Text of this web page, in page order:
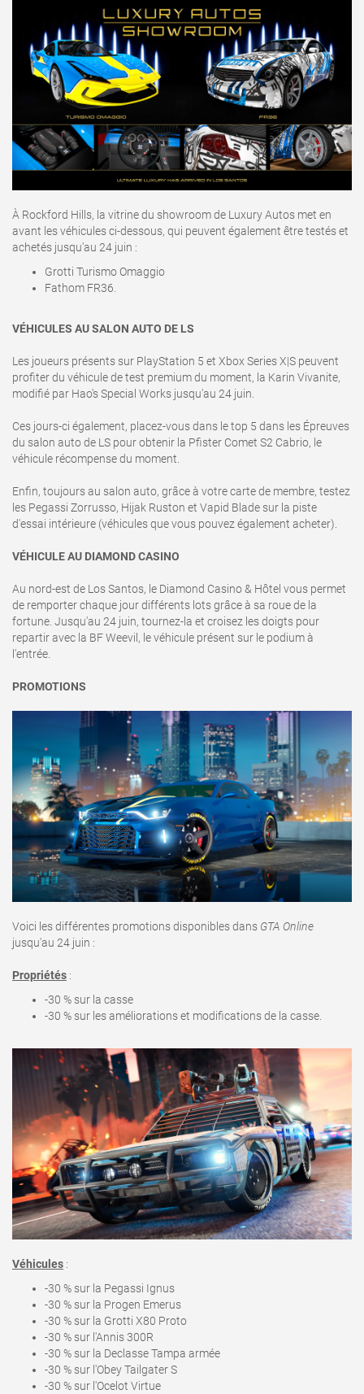
À Rockford Hills, la vitrine du showroom de Luxury Autos met en
avant les véhicules ci-dessous, qui peuvent également être testés et
achetés jusqu'au 24 juin :
Grotti Turismo Omaggio
Fathom FR36.
VÉHICULES AU SALON AUTO DE LS
Les joueurs présents sur PlayStation 5 et Xbox Series X|S peuvent
profiter du véhicule de test premium du moment, la Karin Vivanite,
modifié par Hao's Special Works jusqu'au 24 juin.
Ces jours-ci également, placez-vous dans le top 5 dans les Épreuves
du salon auto de LS pour obtenir la Pfister Comet S2 Cabrio, le
véhicule récompense du moment.
Enfin, toujours au salon auto, grâce à votre carte de membre, testez
les Pegassi Zorrusso, Hijak Ruston et Vapid Blade sur la piste
d'essai intérieure (véhicules que vous pouvez également acheter).
VÉHICULE AU DIAMOND CASINO
Au nord-est de Los Santos, le Diamond Casino & Hôtel vous permet
de remporter chaque jour différents lots grâce à sa roue de la
fortune. Jusqu'au 24 juin, tournez-la et croisez les doigts pour
repartir avec la BF Weevil, le véhicule présent sur le podium à
l'entrée.
PROMOTIONS
Voici les différentes promotions disponibles dans GTA Online
jusqu'au 24 juin :
Propriétés :
-30 % sur la casse
-30 % sur les améliorations et modifications de la casse.
Véhicules :
-30 % sur la Pegassi Ignus
-30 % sur la Progen Emerus
-30 % sur la Grotti X80 Proto
-30 % sur l'Annis 300R
-30 % sur la Declasse Tampa armée
-30 % sur l'Obey Tailgater S
-30 % sur l'Ocelot Virtue